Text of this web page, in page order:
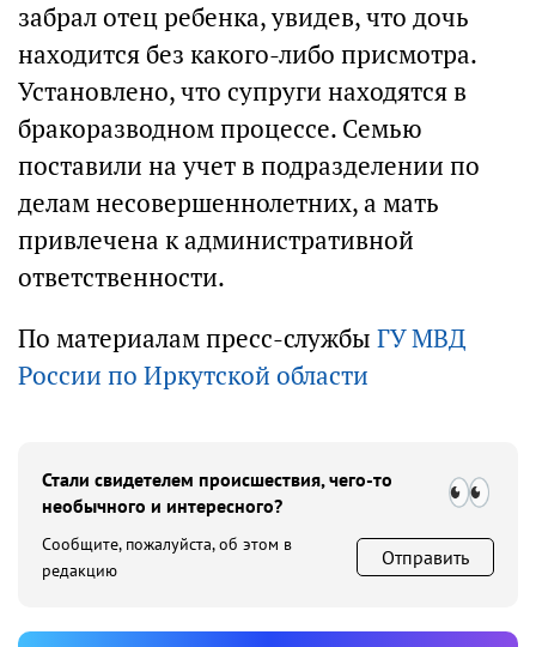
забрал отец ребенка, увидев, что дочь
находится без какого-либо присмотра.
Установлено, что супруги находятся в
бракоразводном процессе. Семью
поставили на учет в подразделении по
делам несовершеннолетних, а мать
привлечена к административной
ответственности.
По материалам пресс-службы ГУ МВД
России по Иркутской области
Стали свидетелем происшествия, чего-то
необычного и интересного?
Сообщите, пожалуйста, об этом в
редакцию
Отправить